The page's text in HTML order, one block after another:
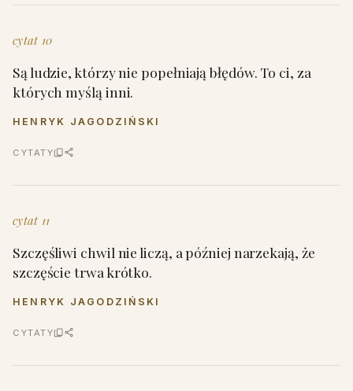
cytat 10
Są ludzie, którzy nie popełniają błędów. To ci, za
których myślą inni.
HENRYK JAGODZIŃSKI
CYTATY
cytat 11
Szczęśliwi chwil nie liczą, a później narzekają, że
szczęście trwa krótko.
HENRYK JAGODZIŃSKI
CYTATY